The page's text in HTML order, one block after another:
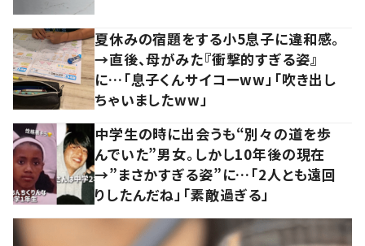
夏休みの宿題をする小5息子に違和感。
→直後、母がみた『衝撃的すぎる姿』
に…「息子くんサイコーww」「吹き出し
ちゃいましたww」
中学生の時に出会うも“別々の道を歩
んでいた”男女。しかし10年後の現在
→”まさかすぎる姿”に…「2人とも遠回
りしたんだね」「素敵過ぎる」